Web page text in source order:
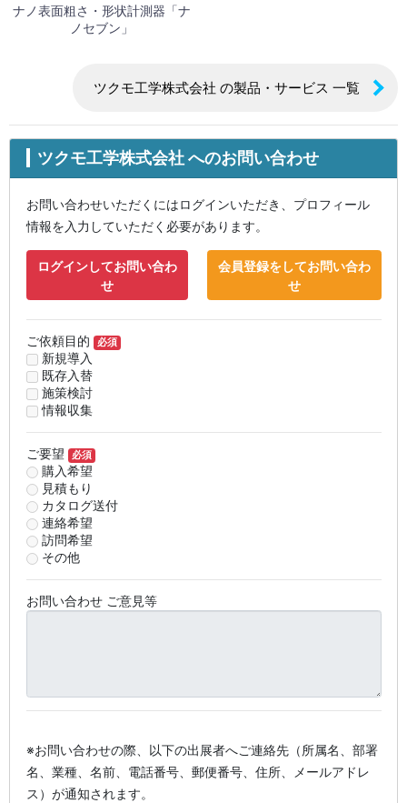
ナノ表面粗さ・形状計測器「ナ
ノセブン」
ツクモ工学株式会社 の製品・サービス 一覧
ツクモ工学株式会社 へのお問い合わせ
お問い合わせいただくにはログインいただき、プロフィール
情報を入力していただく必要があります。
ログインしてお問い合わ
せ
会員登録をしてお問い合わ
せ
ご依頼目的 必須
新規導入
既存入替
施策検討
情報収集
ご要望 必須
購入希望
見積もり
カタログ送付
連絡希望
訪問希望
その他
お問い合わせ ご意見等
※お問い合わせの際、以下の出展者へご連絡先（所属名、部署
名、業種、名前、電話番号、郵便番号、住所、メールアドレ
ス）が通知されます。